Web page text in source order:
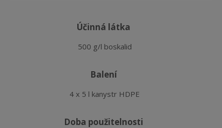
účinná látka
500 g/l boskalid
balení
4 x 5 l kanystr HDPE
doba použitelnosti